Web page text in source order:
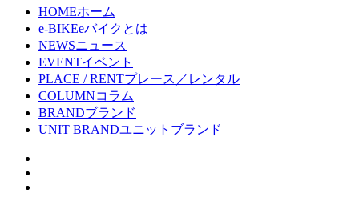
HOMEホーム
e-BIKEeバイクとは
NEWSニュース
EVENTイベント
PLACE / RENTプレース／レンタル
COLUMNコラム
BRANDブランド
UNIT BRANDユニットブランド